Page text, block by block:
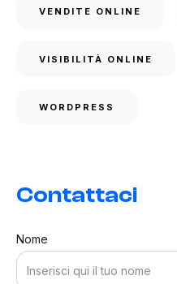
VENDITE ONLINE
VISIBILITÀ ONLINE
WORDPRESS
Contattaci
Nome